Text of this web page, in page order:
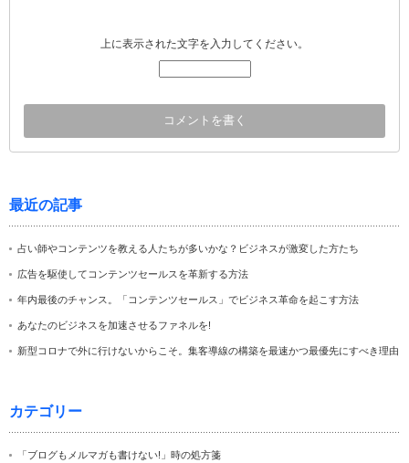
上に表示された文字を入力してください。
最近の記事
占い師やコンテンツを教える人たちが多いかな？ビジネスが激変した方たち
広告を駆使してコンテンツセールスを革新する方法
年内最後のチャンス。「コンテンツセールス」でビジネス革命を起こす方法
あなたのビジネスを加速させるファネルを!
新型コロナで外に行けないからこそ。集客導線の構築を最速かつ最優先にすべき理由
カテゴリー
「ブログもメルマガも書けない!」時の処方箋